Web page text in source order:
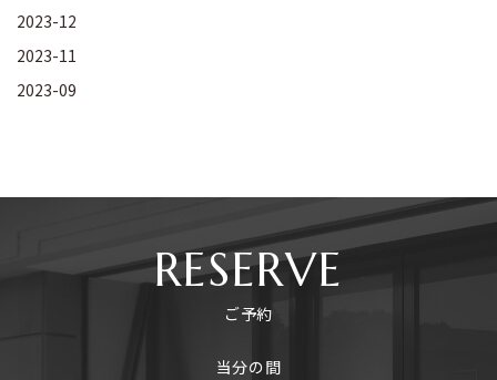
2023-12
2023-11
2023-09
RESERVE
ご予約
当分の間